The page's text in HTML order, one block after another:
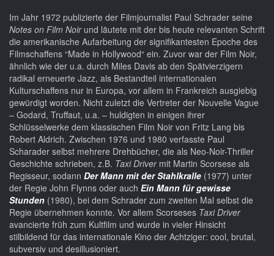
Im Jahr 1972 publizierte der Filmjournalist Paul Schrader seine
Notes on Film Noirund läutete mit der bis heute relevanten Schrift
die amerikanische Aufarbeitung der signifikantesten Epoche des
Filmschaffens “Made in Hollywood“ ein. Zuvor war der Film Noir,
ähnlich wie der u.a. durch Miles Davis ab den Spätvierzigern
radikal erneuerte Jazz, als Bestandteil internationalen
Kulturschaffens nur in Europa, vor allem in Frankreich ausgiebig
gewürdigt worden. Nicht zuletzt die Vertreter der Nouvelle Vague
– Godard, Truffaut, u.a. – huldigten in einigen ihrer
Schlüsselwerke dem klassischen Film Noir von Fritz Lang bis
Robert Aldrich. Zwischen 1976 und 1980 verfasste Paul
Scharader selbst mehrere Drehbücher, die als Neo-Noir-Thriller
Geschichte schrieben, z.B. Taxi Drivermit Martin Scorsese als
Regisseur, sodann Der Mann mit der Stahlkralle (1977) unter
der Regie John Flynns oder auch Ein Mann für gewisse
Stunden (1980), bei dem Schrader zum zweiten Mal selbst die
Regie übernehmen konnte. Vor allem Scorseses Taxi Driver
avancierte früh zum Kultfilm und wurde in vieler Hinsicht
stilbildend für das internationale Kino der Achtziger: cool, brutal,
subversiv und desillusioniert.